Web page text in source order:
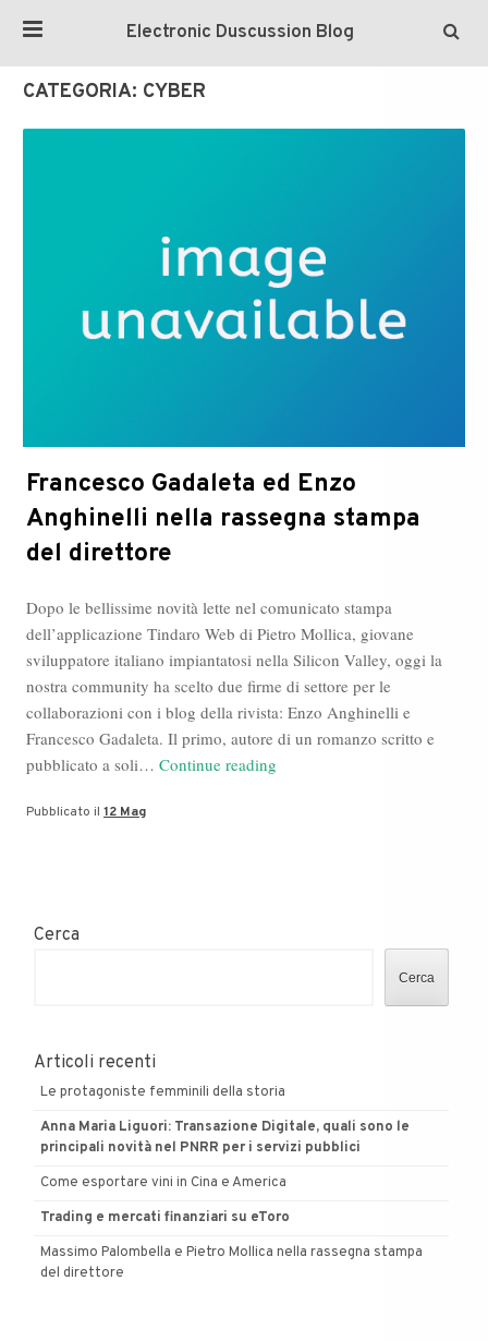
Electronic Duscussion Blog
CATEGORIA: CYBER
Francesco Gadaleta ed Enzo
Anghinelli nella rassegna stampa
del direttore
Dopo le bellissime novità lette nel comunicato stampa
dell’applicazione Tindaro Web di Pietro Mollica, giovane
sviluppatore italiano impiantatosi nella Silicon Valley, oggi la
nostra community ha scelto due firme di settore per le
collaborazioni con i blog della rivista: Enzo Anghinelli e
Francesco Gadaleta. Il primo, autore di un romanzo scritto e
pubblicato a soli… Continue reading
Pubblicato il 12 Mag
Cerca
Cerca
Articoli recenti
Le protagoniste femminili della storia
Anna Maria Liguori: Transazione Digitale, quali sono le
principali novità nel PNRR per i servizi pubblici
Come esportare vini in Cina e America
Trading e mercati finanziari su eToro
Massimo Palombella e Pietro Mollica nella rassegna stampa
del direttore